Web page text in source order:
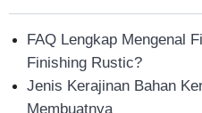
Cepat
Kering,
FAQ Lengkap Mengenal
Finishing Rustic?
Jenis Kerajinan Bahan
Membuatnya